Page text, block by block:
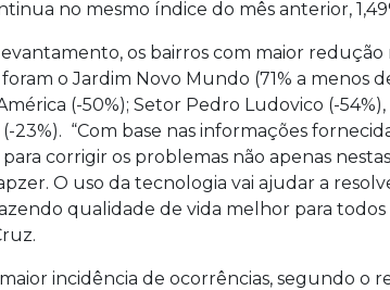
no mesmo índice do mês anterior,
os bairros com maior
o Jardim Novo Mundo (71% a menos
(-50%); Setor Pedro Ludovico (-
23%). “Com base nas informações
corrigir os problemas não apenas
O uso da tecnologia vai ajudar a
qualidade de vida melhor para todos
incidência de ocorrências, segundo o